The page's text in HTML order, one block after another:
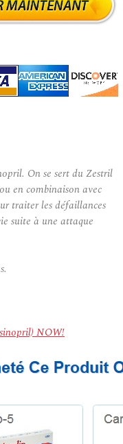
On se sert du Zestril
en combinaison avec
traiter les défaillances
suite à une attaque
NOW!